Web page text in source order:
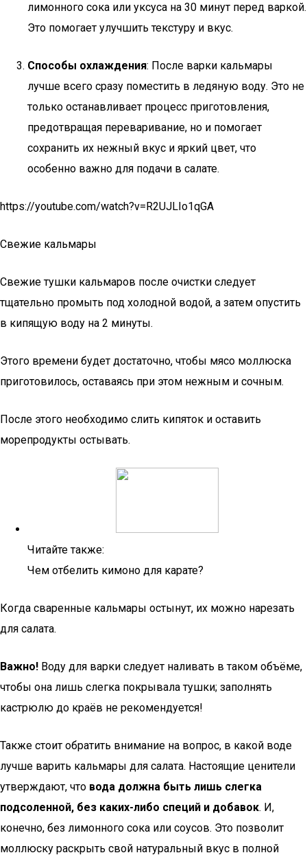
лимонного сока или уксуса на 30 минут перед варкой.
Это помогает улучшить текстуру и вкус.
Способы охлаждения: После варки кальмары
лучше всего сразу поместить в ледяную воду. Это не
только останавливает процесс приготовления,
предотвращая переваривание, но и помогает
сохранить их нежный вкус и яркий цвет, что
особенно важно для подачи в салате.
https://youtube.com/watch?v=R2UJLIo1qGA
Свежие кальмары
Свежие тушки кальмаров после очистки следует
тщательно промыть под холодной водой, а затем опустить
в кипящую воду на 2 минуты.
Этого времени будет достаточно, чтобы мясо моллюска
приготовилось, оставаясь при этом нежным и сочным.
После этого необходимо слить кипяток и оставить
морепродукты остывать.
Читайте также:
Чем отбелить кимоно для карате?
Когда сваренные кальмары остынут, их можно нарезать
для салата.
Важно! Воду для варки следует наливать в таком объёме,
чтобы она лишь слегка покрывала тушки; заполнять
кастрюлю до краёв не рекомендуется!
Также стоит обратить внимание на вопрос, в какой воде
лучше варить кальмары для салата. Настоящие ценители
утверждают, что вода должна быть лишь слегка
подсоленной, без каких-либо специй и добавок. И,
конечно, без лимонного сока или соусов. Это позволит
моллюску раскрыть свой натуральный вкус в полной